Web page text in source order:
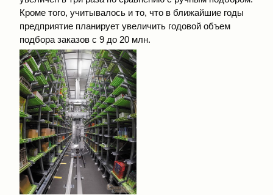
Кроме того, учитывалось и то, что в ближайшие годы
предприятие планирует увеличить годовой объем
подбора заказов с 9 до 20 млн.